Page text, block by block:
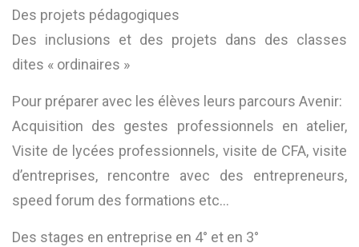
Des projets pédagogiques
Des inclusions et des projets dans des classes
dites « ordinaires »
Pour préparer avec les élèves leurs parcours Avenir:
Acquisition des gestes professionnels en atelier,
Visite de lycées professionnels, visite de CFA, visite
d’entreprises, rencontre avec des entrepreneurs,
speed forum des formations etc…
Des stages en entreprise en 4° et en 3°